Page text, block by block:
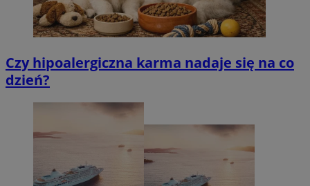
Czy hipoalergiczna karma nadaje się na co
dzień?